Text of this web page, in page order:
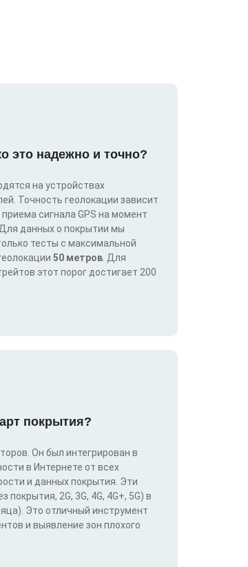
это надежно и точно?
на устройствах
Точность геолокации зависит
приема сигнала GPS на момент
данных о покрытии мы
тесты с максимальной
50 метров . Для
этот порог достигает 200
покрытия?
Он был интегрирован в
в Интернете от всех
и данных покрытия. Эти
2G, 3G, 4G, 4G+, 5G) в
Это отличный инструмент
и выявление зон плохого